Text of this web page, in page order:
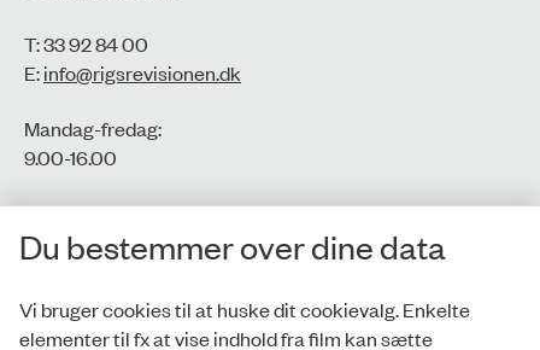
T: 33 92 84 00
E:info@rigsrevisionen.dk
Mandag-fredag:
9.00-16.00​
CVR-nr.: 77806113
EAN-nr.: 5798000016002
Du bestemmer over dine data
Vi bruger cookies til at huske dit cookievalg. Enkelte
elementer til fx at vise indhold fra film kan sætte